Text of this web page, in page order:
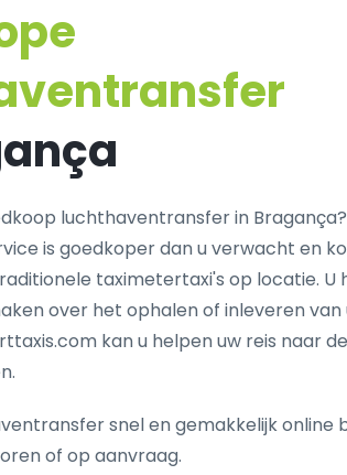
luchthaventransfer in
is goedkoper dan u verwacht en
taximetertaxi's op locatie. U
over het ophalen of inleveren van
kan u helpen uw reis naar
snel en gemakkelijk online
of op aanvraag.